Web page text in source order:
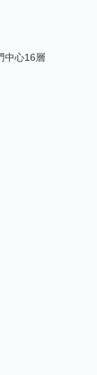
中心16層